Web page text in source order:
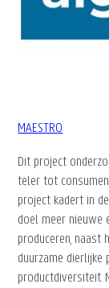
MAESTRO
Dit project
teler tot
project kadert in
doel meer nieuwe
produceren, naast
duurzame dierlijke
productdiversiteit.